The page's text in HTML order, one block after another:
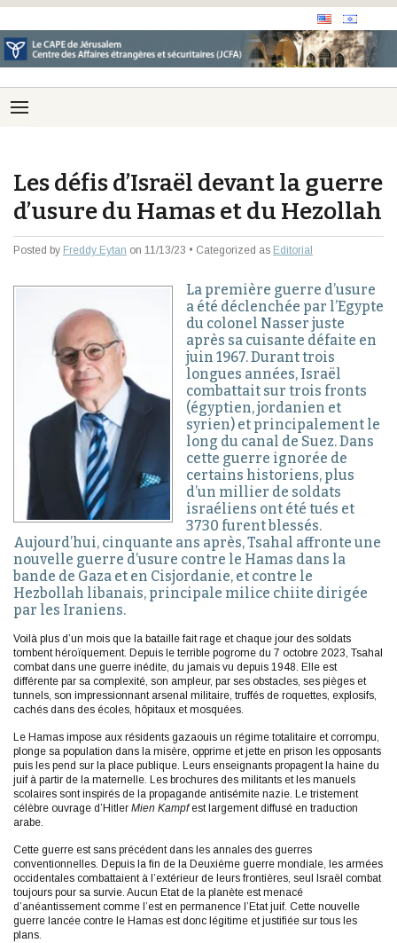
Les défis d’Israël devant la guerre
d’usure du Hamas et du Hezollah
Posted by Freddy Eytan on 11/13/23 • Categorized as Editorial
La première guerre d’usure
a été déclenchée par l’Egypte
du colonel Nasser juste
après sa cuisante défaite en
juin 1967. Durant trois
longues années, Israël
combattait sur trois fronts
(égyptien, jordanien et
syrien) et principalement le
long du canal de Suez. Dans
cette guerre ignorée de
certains historiens, plus
d’un millier de soldats
israéliens ont été tués et
3730 furent blessés.
Aujourd’hui, cinquante ans après, Tsahal affronte une
nouvelle guerre d’usure contre le Hamas dans la
bande de Gaza et en Cisjordanie, et contre le
Hezbollah libanais, principale milice chiite dirigée
par les Iraniens.
Voilà plus d’un mois que la bataille fait rage et chaque jour des soldats
tombent héroïquement. Depuis le terrible pogrome du 7 octobre 2023, Tsahal
combat dans une guerre inédite, du jamais vu depuis 1948. Elle est
différente par sa complexité, son ampleur, par ses obstacles, ses pièges et
tunnels, son impressionnant arsenal militaire, truffés de roquettes, explosifs,
cachés dans des écoles, hôpitaux et mosquées.
Le Hamas impose aux résidents gazaouis un régime totalitaire et corrompu,
plonge sa population dans la misère, opprime et jette en prison les opposants
puis les pend sur la place publique. Leurs enseignants propagent la haine du
juif à partir de la maternelle. Les brochures des militants et les manuels
scolaires sont inspirés de la propagande antisémite nazie. Le tristement
célèbre ouvrage d’Hitler Mien Kampfest largement diffusé en traduction
arabe.
Cette guerre est sans précédent dans les annales des guerres
conventionnelles. Depuis la fin de la Deuxième guerre mondiale, les armées
occidentales combattaient à l’extérieur de leurs frontières, seul Israël combat
toujours pour sa survie. Aucun Etat de la planète est menacé
d’anéantissement comme l’est en permanence l’Etat juif. Cette nouvelle
guerre lancée contre le Hamas est donc légitime et justifiée sur tous les
plans.